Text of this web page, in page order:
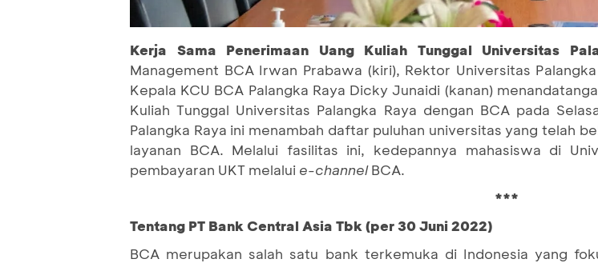
Kerja Sama Penerimaan Uang Kuliah Tunggal Universitas
Management BCA Irwan Prabawa (kiri), Rektor Universitas
Kepala KCU BCA Palangka Raya Dicky Junaidi (kanan)
Kuliah Tunggal Universitas Palangka Raya dengan BCA pada
Palangka Raya ini menambah daftar puluhan universitas yang telah
layanan BCA. Melalui fasilitas ini, kedepannya mahasiswa di
pembayaran UKT melalui e-channelBCA.
***
Tentang PT Bank Central Asia Tbk (per 30 Juni 2022)
BCA merupakan salah satu bank terkemuka di Indonesia yang